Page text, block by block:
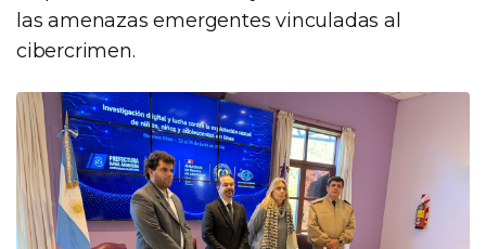
las amenazas emergentes vinculadas al
cibercrimen.